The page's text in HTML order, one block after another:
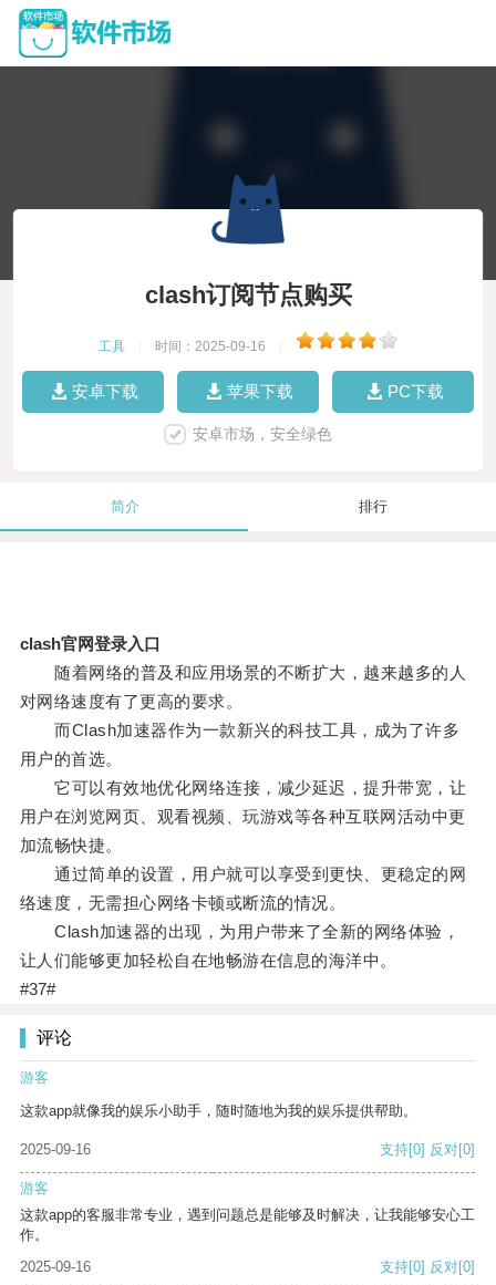
clash订阅节点购买
工具 时间：2025-09-16
安卓下载 苹果下载 PC下载
安卓市场，安全绿色
简介 排行
clash官网登录入口
随着网络的普及和应用场景的不断扩大，越来越多的人
对网络速度有了更高的要求。
而Clash加速器作为一款新兴的科技工具，成为了许多
用户的首选。
它可以有效地优化网络连接，减少延迟，提升带宽，让
用户在浏览网页、观看视频、玩游戏等各种互联网活动中更
加流畅快捷。
通过简单的设置，用户就可以享受到更快、更稳定的网
络速度，无需担心网络卡顿或断流的情况。
Clash加速器的出现，为用户带来了全新的网络体验，
让人们能够更加轻松自在地畅游在信息的海洋中。
#37#
评论
游客
这款app就像我的娱乐小助手，随时随地为我的娱乐提供帮助。
2025-09-16 支持[0] 反对[0]
游客
这款app的客服非常专业，遇到问题总是能够及时解决，让我能够安心工
作。
2025-09-16
支持[0] 反对[0]